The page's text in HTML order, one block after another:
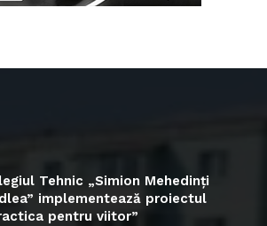
Tehnic „Simion Mehedinți
implementează proiectul
pentru viitor”